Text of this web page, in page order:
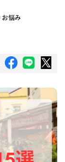
お悩み